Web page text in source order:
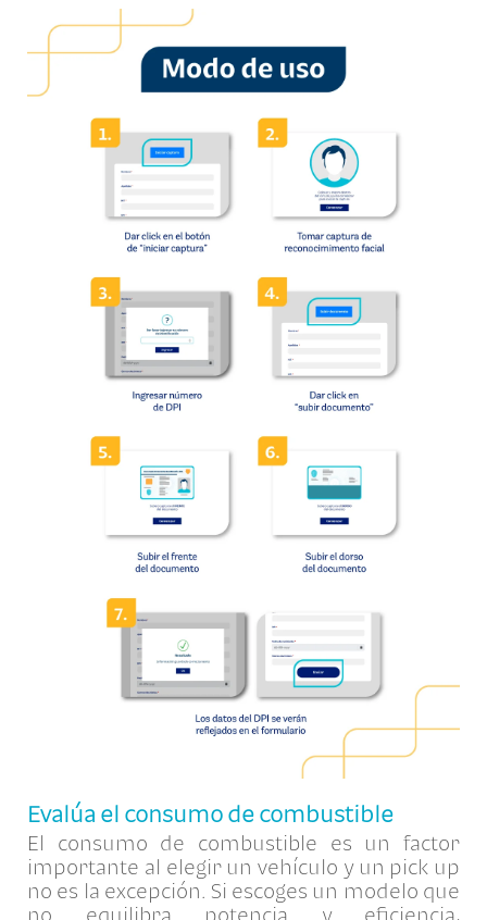
Evalúa el consumo de combustible
El consumo de combustible es un factor
importante al elegir un vehículo y un pick up
no es la excepción. Si escoges un modelo que
no equilibra potencia y eficiencia,